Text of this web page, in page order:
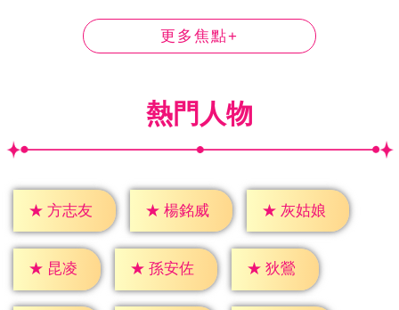
更多焦點+
熱門人物
★ 方志友 ★ 楊銘威 ★ 灰姑娘
★ 昆凌 ★ 孫安佐 ★ 狄鶯